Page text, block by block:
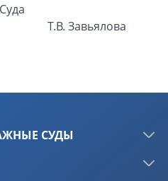
Т.В. Завьялова
СУДЫ